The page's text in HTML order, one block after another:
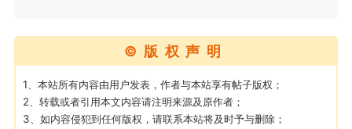
大人
02-10 15:45
电脑端 其他&工具
卖挂
禁止发布联机可用的作弊模组，
单机辅助引流私下售卖服务器外挂！
©版权声明
1、本站所有内容由用户发表，作者与本站享有帖子版权；
2、转载或者引用本文内容请注明来源及原作者；
3、如内容侵犯到任何版权，请联系本站将及时予与删除；